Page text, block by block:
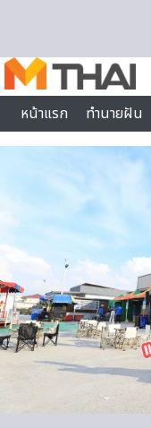
หน้าแรก
ทำนายฝัน
ไลฟ์สไตล์